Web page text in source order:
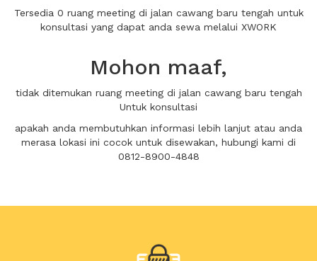
Tersedia 0 ruang meeting di jalan cawang baru tengah untuk
konsultasi yang dapat anda sewa melalui XWORK
Mohon maaf,
tidak ditemukan ruang meeting di jalan cawang baru tengah
Untuk konsultasi
apakah anda membutuhkan informasi lebih lanjut atau anda
merasa lokasi ini cocok untuk disewakan, hubungi kami di
0812-8900-4848